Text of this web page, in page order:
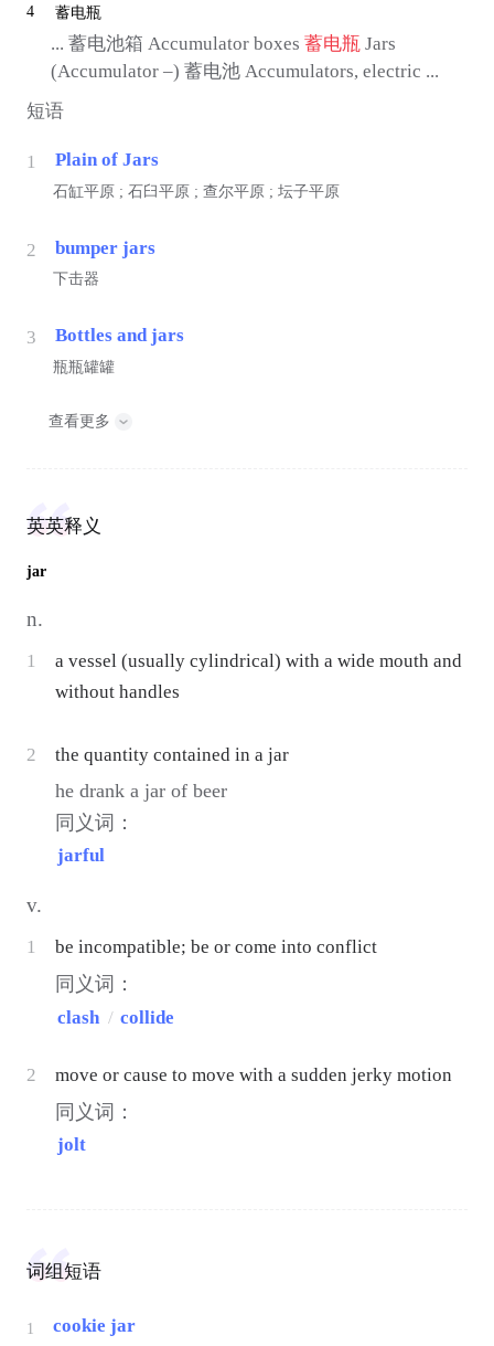
4 蓄电瓶
... 蓄电池箱 Accumulator boxes 蓄电瓶Jars
(Accumulator –) 蓄电池 Accumulators, electric ...
短语
1 Plain of Jars
石缸平原 ; 石臼平原 ; 查尔平原 ; 坛子平原
2 bumper jars
下击器
3 Bottles and jars
瓶瓶罐罐
查看更多
英英释义
jar
n.
1
a vessel (usually cylindrical) with a wide mouth and
without handles
2 the quantity contained in a jar
he drank a jar of beer
同义词：
jarful
v.
1 be incompatible; be or come into conflict
同义词：
clash / collide
2 move or cause to move with a sudden jerky motion
同义词：
jolt
词组短语
1 cookie jar